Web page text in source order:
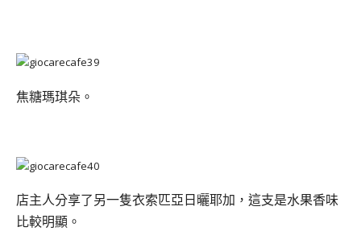
焦糖瑪琪朵。
店主人分享了另一隻衣索匹亞日曬耶加，這支是水果香味
比較明顯。